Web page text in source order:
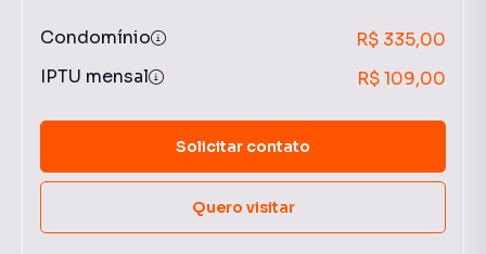
Condomínio
R$ 335,00
IPTU mensal
R$ 109,00
Solicitar contato
Quero visitar